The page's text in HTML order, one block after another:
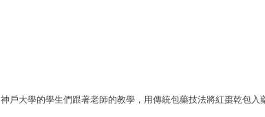
神戶大學的學生們跟著老師的教學，用傳統包藥技法將紅棗乾包入